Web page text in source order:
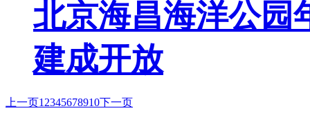
北京海昌海洋公园
建成开放
上一页1 2345678910下一页